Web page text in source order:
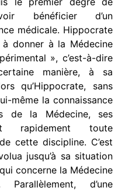
bénéficier d’un
médicale. Hippocrate
donner à la Médecine
», c’est-à-dire
manière, à sa
qu’Hippocrate, sans
même la connaissance
de la Médecine, ses
rapidement toute
cette discipline. C’est
jusqu’à sa situation
concerne la Médecine
Parallèlement, d’une